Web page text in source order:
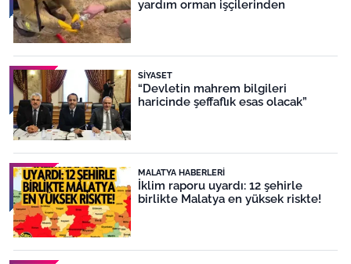
yardım orman işçilerinden
SIYASET
“Devletin mahrem bilgileri
haricinde şeffaflık esas olacak”
MALATYA HABERLERI
İklim raporu uyardı: 12 şehirle
birlikte Malatya en yüksek riskte!